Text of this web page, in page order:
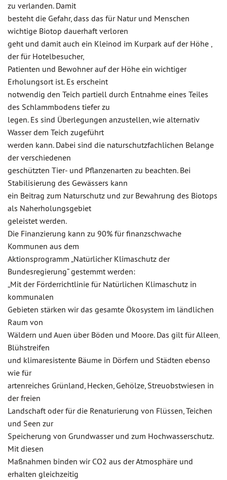
zu verlanden. Damit
besteht die Gefahr, dass das für Natur und Menschen
wichtige Biotop dauerhaft verloren
geht und damit auch ein Kleinod im Kurpark auf der Höhe ,
der für Hotelbesucher,
Patienten und Bewohner auf der Höhe ein wichtiger
Erholungsort ist. Es erscheint
notwendig den Teich partiell durch Entnahme eines Teiles
des Schlammbodens tiefer zu
legen. Es sind Überlegungen anzustellen, wie alternativ
Wasser dem Teich zugeführt
werden kann. Dabei sind die naturschutzfachlichen Belange
der verschiedenen
geschützten Tier- und Pflanzenarten zu beachten. Bei
Stabilisierung des Gewässers kann
ein Beitrag zum Naturschutz und zur Bewahrung des Biotops
als Naherholungsgebiet
geleistet werden.
Die Finanzierung kann zu 90% für finanzschwache
Kommunen aus dem
Aktionsprogramm „Natürlicher Klimaschutz der
Bundesregierung“ gestemmt werden:
„Mit der Förderrichtlinie für Natürlichen Klimaschutz in
kommunalen
Gebieten stärken wir das gesamte Ökosystem im ländlichen
Raum von
Wäldern und Auen über Böden und Moore. Das gilt für Alleen,
Blühstreifen
und klimaresistente Bäume in Dörfern und Städten ebenso
wie für
artenreiches Grünland, Hecken, Gehölze, Streuobstwiesen in
der freien
Landschaft oder für die Renaturierung von Flüssen, Teichen
und Seen zur
Speicherung von Grundwasser und zum Hochwasserschutz.
Mit diesen
Maßnahmen binden wir CO2 aus der Atmosphäre und
erhalten gleichzeitig